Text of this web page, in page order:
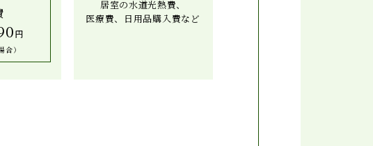
円
合）
居室の水道光熱費、
医療費、日用品購入費など